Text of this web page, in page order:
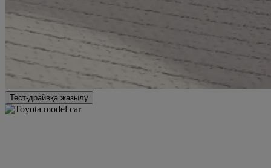
Тест-драйвқа жазылу